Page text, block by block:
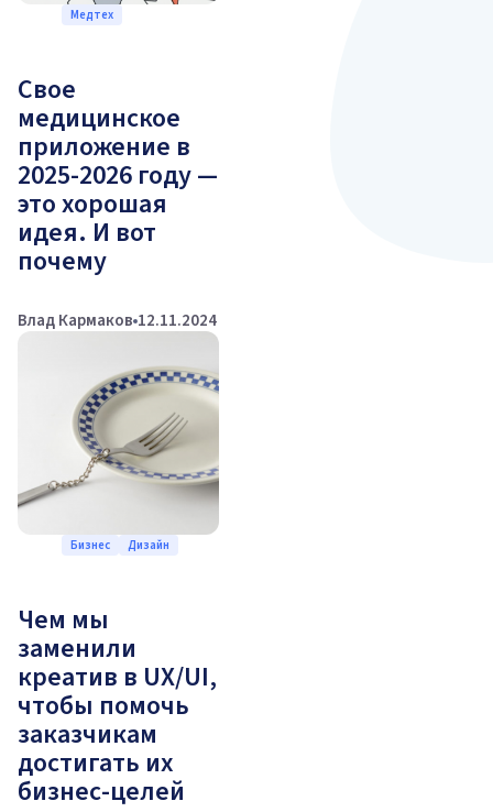
Медтех
Свое
медицинское
приложение в
2025-2026 году —
это хорошая
идея. И вот
почему
Влад Кармаков 12.11.2024
Бизнес Дизайн
Чем мы
заменили
креатив в UX/UI,
чтобы помочь
заказчикам
достигать их
бизнес-целей